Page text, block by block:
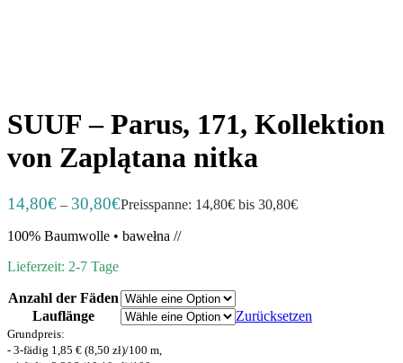
SUUF – Parus, 171, Kollektion
von Zaplątana nitka
14,80€ – 30,80€Preisspanne: 14,80€ bis 30,80€
100% Baumwolle • bawełna //
Lieferzeit: 2-7 Tage
Anzahl der Fäden
Lauflänge
Zurücksetzen
Grundpreis:
- 3-fädig 1,85 € (8,50 zł)/100 m,